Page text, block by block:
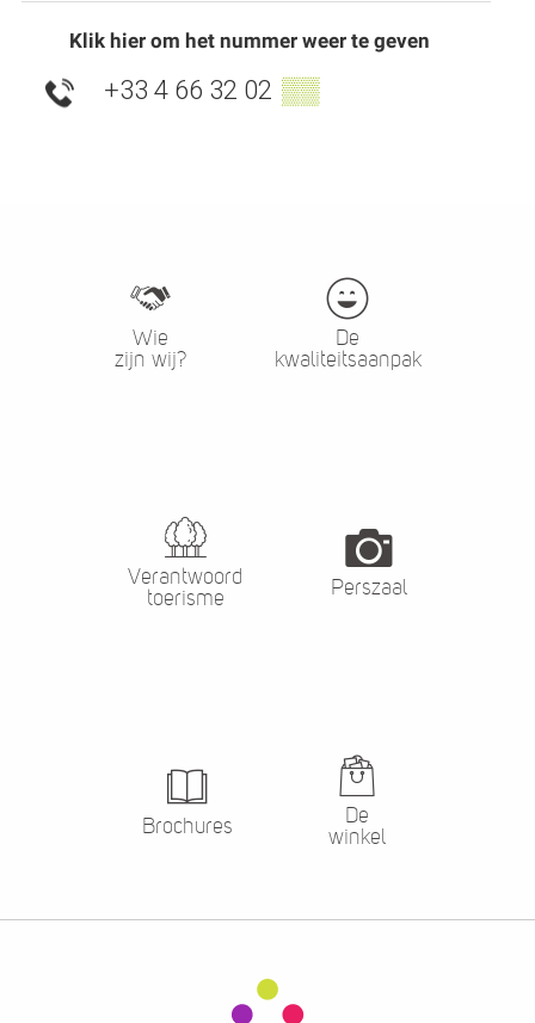
Klik hier om het nummer weer te geven
+33 4 66 32 02 ▒▒
Wie
zijn wij?
De
kwaliteitsaanpak
Verantwoord
toerisme
Perszaal
Brochures
De
winkel